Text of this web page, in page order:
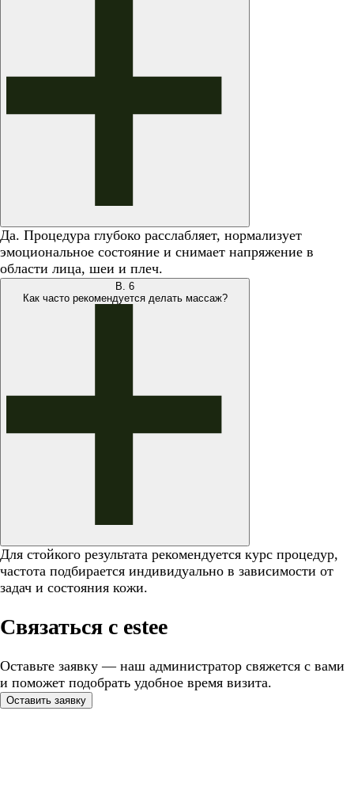
Да. Процедура глубоко расслабляет, нормализует
эмоциональное состояние и снимает напряжение в
области лица, шеи и плеч.
В. 6
Как часто рекомендуется делать массаж?
Для стойкого результата рекомендуется курс процедур,
частота подбирается индивидуально в зависимости от
задач и состояния кожи.
Связаться с estee
Оставьте заявку — наш администратор свяжется с вами
и поможет подобрать удобное время визита.
Оставить заявку